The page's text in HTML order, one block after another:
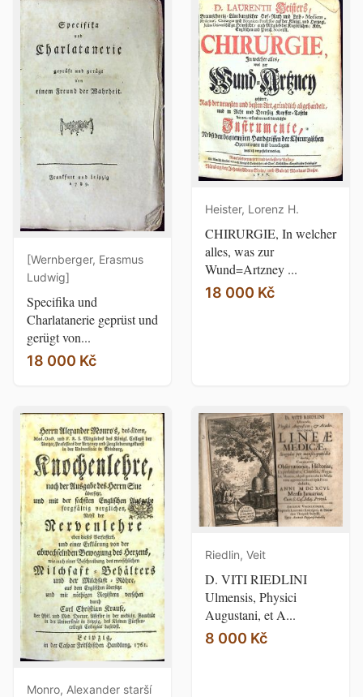
[Wernberger, Erasmus
Ludwig]
Specifika und
Charlatanerie geprüst und
gerügt von...
18 000 Kč
Heister, Lorenz H.
CHIRURGIE, In welcher
alles, was zur
Wund=Artzney ...
18 000 Kč
Monro, Alexander starší
Riedlin, Veit
D. VITI RIEDLINI
Ulmensis, Physici
Augustani, et A...
8 000 Kč